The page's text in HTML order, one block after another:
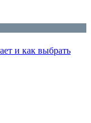
и как выбрать